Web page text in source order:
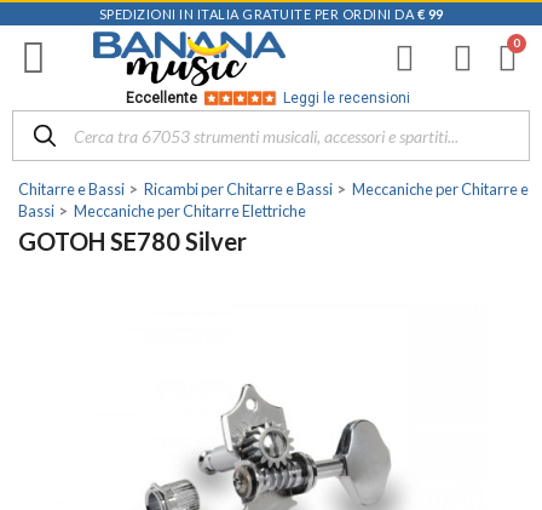
SPEDIZIONI IN ITALIA GRATUITE PER ORDINI DA € 99
Eccellente Leggi le recensioni
Chitarre e Bassi Ricambi per Chitarre e Bassi
Meccaniche per Chitarre e
Bassi
Meccaniche per Chitarre Elettriche
GOTOH SE780 Silver